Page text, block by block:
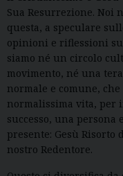
Sua Resurrezione. Noi
questa, a speculare
opinioni e riflessioni
siamo né un circolo
movimento, né una
normale e comune,
normalissima vita, per
successo, una
presente: Gesù
nostro Redentore.